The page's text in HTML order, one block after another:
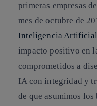
primeras empresas
mes de octubre de
Inteligencia Artificial
impacto positivo en
comprometidos a
IA con integridad y
de que asumimos